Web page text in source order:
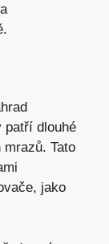
patří dlouhé
Tato
jako